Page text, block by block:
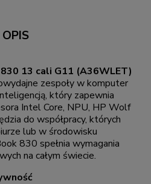
OPIS
13 cali G11 (A36WLET)
zespoły w komputer
który zapewnia
Intel Core, NPU, HP Wolf
do współpracy, których
lub w środowisku
830 spełnia wymagania
na całym świecie.